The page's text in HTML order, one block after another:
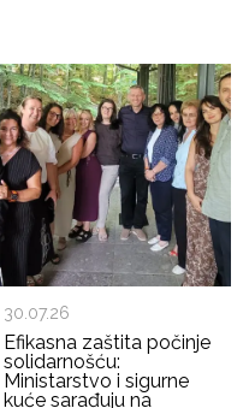
30.07.26
Efikasna zaštita počinje
solidarnošću:
Ministarstvo i sigurne
kuće sarađuju na